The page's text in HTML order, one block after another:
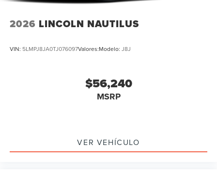
2026 LINCOLN NAUTILUS
VIN: 5LMPJ8JA0TJ076097Valores:Modelo: J8J
$56,240
MSRP
VER VEHÍCULO